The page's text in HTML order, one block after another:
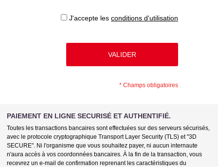
J'accepte les conditions d'utilisation
* Champs obligatoires
PAIEMENT EN LIGNE SECURISÉ ET AUTHENTIFIÉ.
Toutes les transactions bancaires sont effectuées sur des serveurs sécurisés,
avec le protocole cryptographique Transport Layer Security (TLS) et "3D
SECURE". Ni l'organisme que vous souhaitez payer, ni aucun internaute
n'aura accès à vos coordonnées bancaires. À la fin de la transaction, vous
recevrez un e-mail de confirmation reprenant les caractéristiques du